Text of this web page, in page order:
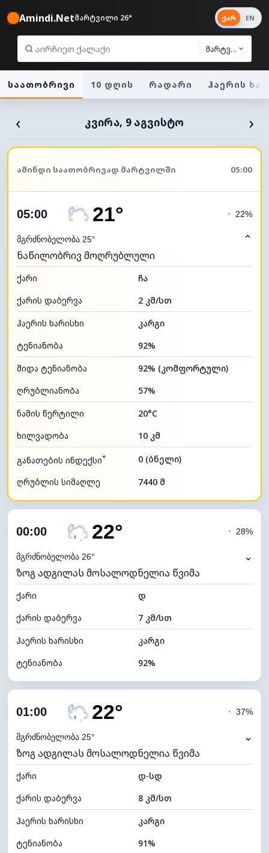
Amindi.Netმარტვილი 26°
მარტვილი
ქარ EN
საათობრივი 10 დღის რადარი ჰაერის
‹ ᲙᲕᲘᲠᲐ, 9 ᲐᲒᲕᲘᲡᲢᲝ ›
ᲐᲛᲘᲜᲓᲘ ᲡᲐᲐᲗᲝᲑᲠᲘᲕᲐᲓ ᲛᲐᲠᲢᲕᲘᲚᲨᲘ 05:00
05:00 21°
მგრძნობელობა 25°
◔ 22%
⌃
ნაწილობრივ მოღრუბლული
ქარი
ჩა
ქარის დაბერვა
2 კმ/სთ
ჰაერის ხარისხი
კარგი
ტენიანობა
92%
შიდა ტენიანობა
92% (კომფორტული)
ღრუბლიანობა
57%
ნამის წერტილი
20°C
ხილვადობა
10 კმ
განათების ინდექსი* 0 (ბნელი)
ღრუბლის სიმაღლე 7440 მ
00:00 22°
მგრძნობელობა 26°
◔ 28%
⌄
ზოგ ადგილას მოსალოდნელია წვიმა
ქარი
დ
ქარის დაბერვა
7 კმ/სთ
ჰაერის ხარისხი
კარგი
ტენიანობა
92%
ღრუბლიანობა
ნამის წერტილი
ხილვადობა
10 კმ
განათების ინდექსი 0 (ბნელი)
ღრუბლის სიმაღლე 5040 მ
01:00 22°
მგრძნობელობა 25°
◔ 37%
⌄
ზოგ ადგილას მოსალოდნელია წვიმა
ქარი
დ-სდ
ქარის დაბერვა
8 კმ/სთ
ჰაერის ხარისხი
კარგი
ტენიანობა
91%